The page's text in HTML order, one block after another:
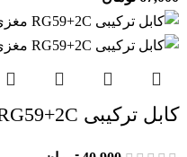
کابل ترکیبی RG59+2C مغزی 0.7 بافت 96 رشته